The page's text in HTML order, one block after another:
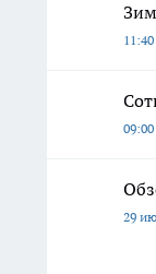
11:40
09:00
29